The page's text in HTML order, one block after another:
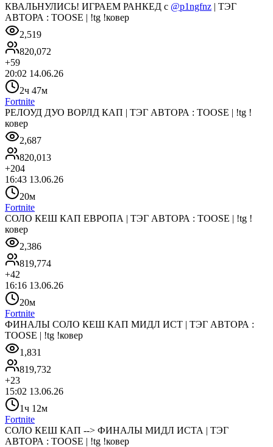
КВАЛЬНУЛИСЬ! ИГРАЕМ РАНКЕД с @p1ngfnz | ТЭГ
АВТОРА : TOOSE | !tg !ковер
2,519
820,072
+59
20:02 14.06.26
2ч 47м
Fortnite
РЕЛОУД ДУО ВОРЛД КАП | ТЭГ АВТОРА : TOOSE | !tg !
ковер
2,687
820,013
+204
16:43 13.06.26
20м
Fortnite
СОЛО КЕШ КАП ЕВРОПА | ТЭГ АВТОРА : TOOSE | !tg !
ковер
2,386
819,774
+42
16:16 13.06.26
20м
Fortnite
ФИНАЛЫ СОЛО КЕШ КАП МИДЛ ИСТ | ТЭГ АВТОРА :
TOOSE | !tg !ковер
1,831
819,732
+23
15:02 13.06.26
1ч 12м
Fortnite
СОЛО КЕШ КАП --> ФИНАЛЫ МИДЛ ИСТА | ТЭГ
АВТОРА : TOOSE | !tg !ковер